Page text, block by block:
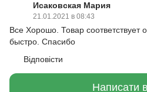
Исаковская Мария
21.01.2021 в 08:43
Все Хорошо. Товар соответствует
быстро. Спасибо
Відповісти
Написати